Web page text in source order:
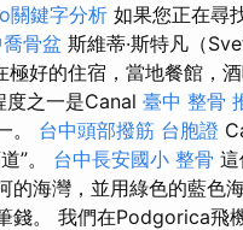
關鍵字分析 如果您正在尋
骨盆 斯維蒂·斯特凡（
好的住宿，當地餐館，
度之一是Canal 臺中 整骨
。 台中頭部撥筋 台胞證
”。 台中長安國小 整骨
的海灣，並用綠色的藍色
錢。 我們在Podgorica飛